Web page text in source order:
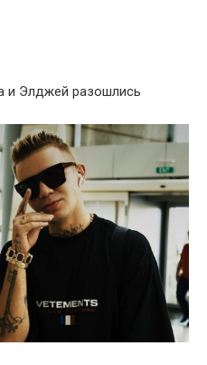
и Элджей разошлись